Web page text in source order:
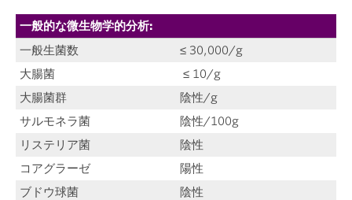
一般的な微生物学的分析:
一般生菌数
≤ 30,000/g
大腸菌
≤ 10/g
大腸菌群
陰性/g
サルモネラ菌
陰性/100g
リステリア菌
陰性
コアグラーゼ
陽性
ブドウ球菌
陰性